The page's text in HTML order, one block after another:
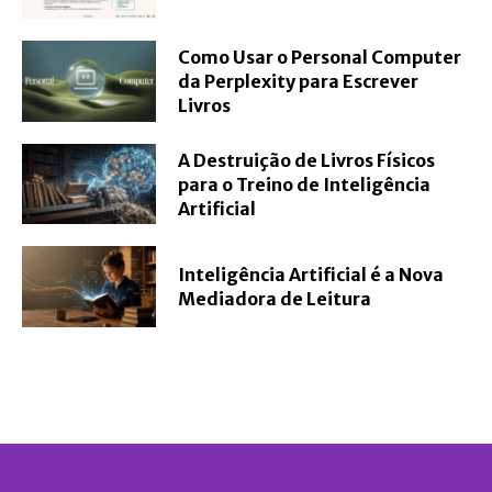
Como Usar o Personal Computer
da Perplexity para Escrever
Livros
A Destruição de Livros Físicos
para o Treino de Inteligência
Artificial
Inteligência Artificial é a Nova
Mediadora de Leitura